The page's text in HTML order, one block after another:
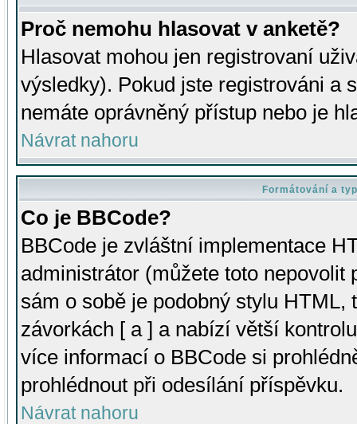
Proč nemohu hlasovat v anketě?
Hlasovat mohou jen registrovaní
výsledky). Pokud jste registrováni a
nemáte oprávněný přístup nebo je
Návrat nahoru
Formátování a
Co je BBCode?
BBCode je zvláštní implementace
administrátor (můžete toto
sám o sobě je podobný stylu HTML,
závorkách [ a ] a nabízí větší
více informací o BBCode si
prohlédnout při odesílání příspěvku.
Návrat nahoru